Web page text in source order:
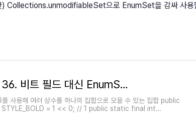
) Collections.unmodifiableSet으로 EnumSet을 감싸 사용
[Effective Java] item 36. 비트 필드 대신 EnumSet을 사용하라
사용해 여러 상수를 하나의 집합으로 모을 수 있는 집합 public
= 1 << 0; // 1 public static final int